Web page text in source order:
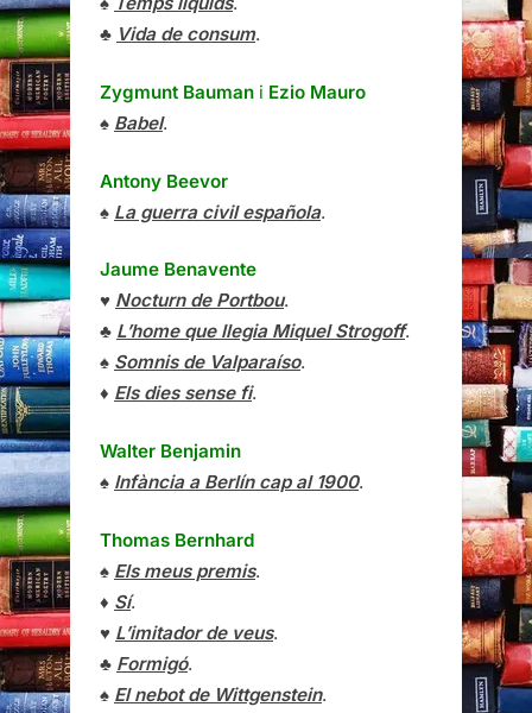
♣ Vida de consum.
Zygmunt Bauman i Ezio Mauro
♠ Babel.
Antony Beevor
♠ La guerra civil española.
Jaume Benavente
♥ Nocturn de Portbou.
♣ L’home que llegia Miquel Strogoff.
♠ Somnis de Valparaíso.
♦ Els dies sense fi.
Walter Benjamin
♠ Infància a Berlín cap al 1900.
Thomas Bernhard
♠ Els meus premis.
♦ Sí.
♥ L’imitador de veus.
♣ Formigó.
♠ El nebot de Wittgenstein.